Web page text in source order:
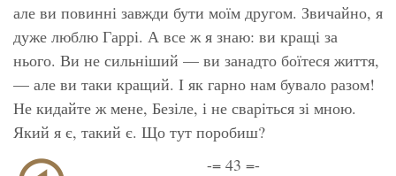
але ви повинні завжди бути моїм другом. Звичайно, я
дуже люблю Гаррі. А все ж я знаю: ви кращі за
нього. Ви не сильніший — ви занадто боїтеся життя,
— але ви таки кращий. І як гарно нам бувало разом!
Не кидайте ж мене, Безіле, і не сваріться зі мною.
Який я є, такий є. Що тут поробиш?
-= 43 =-